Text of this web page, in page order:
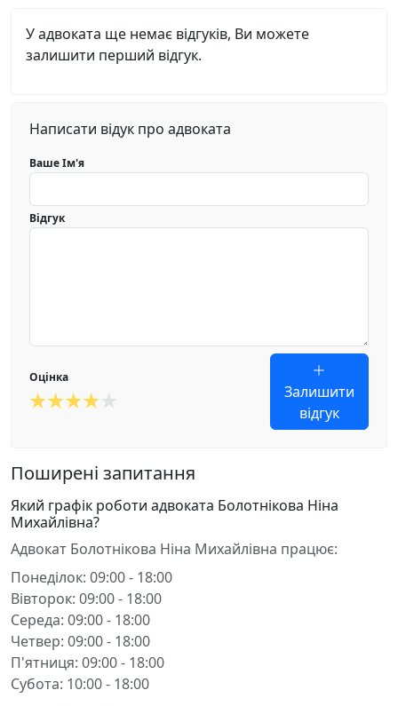
У адвоката ще немає відгуків, Ви можете
залишити перший відгук.
Написати відук про адвоката
Ваше Ім'я
Відгук
Оцінка
Залишити
відгук
Поширені запитання
Який графік роботи адвоката Болотнікова Ніна
Михайлівна?
Адвокат Болотнікова Ніна Михайлівна працює:
Понеділок: 09:00 - 18:00
Вівторок: 09:00 - 18:00
Середа: 09:00 - 18:00
Четвер: 09:00 - 18:00
П'ятниця: 09:00 - 18:00
Субота: 10:00 - 18:00